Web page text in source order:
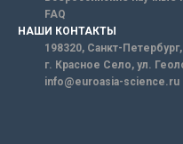
FAQ
НАШИ КОНТАКТЫ
198320, Санкт-Петербург,
г. Красное Село, ул.
info@euroasia-science.ru